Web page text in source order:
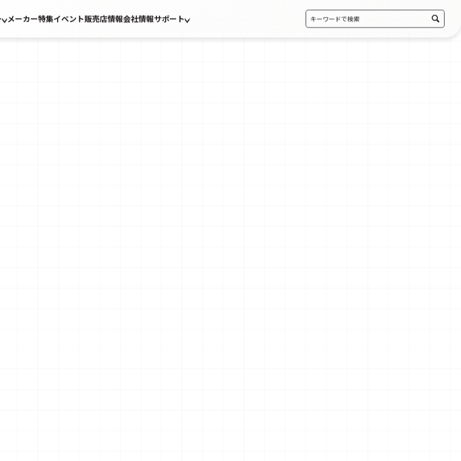
メーカー特集イベント販売店情報会社情報サポート